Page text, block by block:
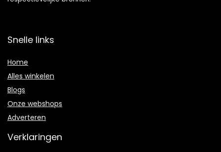
Snelle links
Home
Alles winkelen
Blogs
Onze webshops
Adverteren
Verklaringen